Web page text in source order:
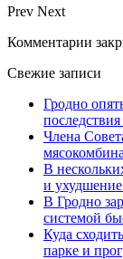
Prev Next
Комментарии
Свежие записи
Гродно
Члена
В
и
В Гродно
системой
Куда
парке и